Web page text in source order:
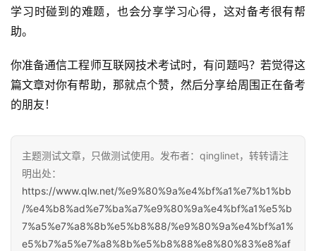
学习时碰到的难题，也会分享学习心得，这对备考很有帮
助。
你准备通信工程师互联网技术考试时，有问题吗？若觉得这
篇文章对你有帮助，那就点个赞，然后分享给周围正在备考
的朋友！
主题测试文章，只做测试使用。发布者：qinglinet，转转请注
明出处：
https://www.qlw.net/%e9%80%9a%e4%bf%a1%e7%b1%bb
/%e4%b8%ad%e7%ba%a7%e9%80%9a%e4%bf%a1%e5%b
7%a5%e7%a8%8b%e5%b8%88/%e9%80%9a%e4%bf%a1%
e5%b7%a5%e7%a8%8b%e5%b8%88%e8%80%83%e8%af